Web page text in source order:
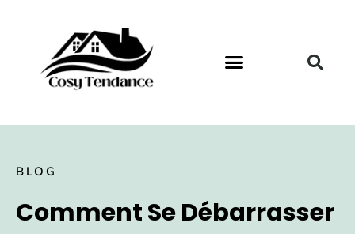
BLOG
Comment Se Débarrasser